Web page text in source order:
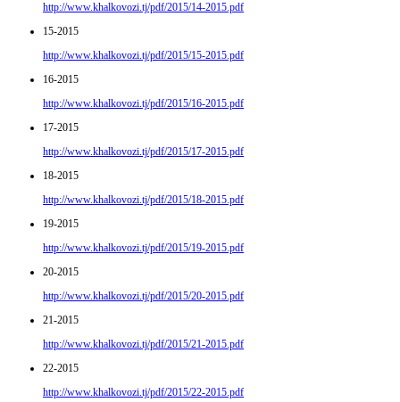
http://www.khalkovozi.tj/pdf/2015/14-2015.pdf
15-2015
http://www.khalkovozi.tj/pdf/2015/15-2015.pdf
16-2015
http://www.khalkovozi.tj/pdf/2015/16-2015.pdf
17-2015
http://www.khalkovozi.tj/pdf/2015/17-2015.pdf
18-2015
http://www.khalkovozi.tj/pdf/2015/18-2015.pdf
19-2015
http://www.khalkovozi.tj/pdf/2015/19-2015.pdf
20-2015
http://www.khalkovozi.tj/pdf/2015/20-2015.pdf
21-2015
http://www.khalkovozi.tj/pdf/2015/21-2015.pdf
22-2015
http://www.khalkovozi.tj/pdf/2015/22-2015.pdf